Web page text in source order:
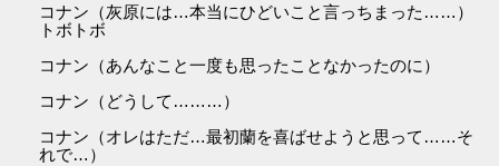
コナン（灰原には…本当にひどいこと言っちまった……）
トボトボ
コナン（あんなこと一度も思ったことなかったのに）
コナン（どうして………）
コナン（オレはただ…最初蘭を喜ばせようと思って……そ
れで…）